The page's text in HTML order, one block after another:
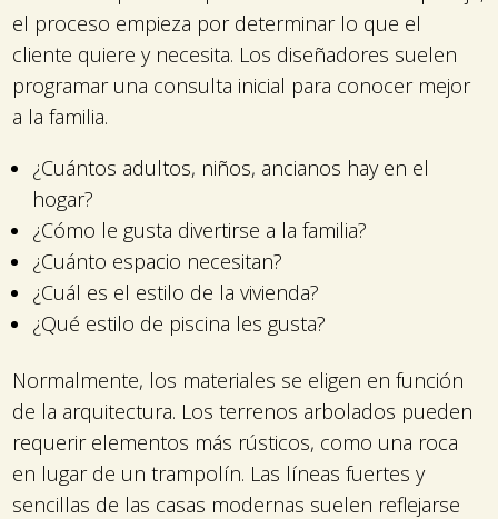
el proceso empieza por determinar lo que el
cliente quiere y necesita. Los diseñadores suelen
programar una consulta inicial para conocer mejor
a la familia.
¿Cuántos adultos, niños, ancianos hay en el
hogar?
¿Cómo le gusta divertirse a la familia?
¿Cuánto espacio necesitan?
¿Cuál es el estilo de la vivienda?
¿Qué estilo de piscina les gusta?
Normalmente, los materiales se eligen en función
de la arquitectura. Los terrenos arbolados pueden
requerir elementos más rústicos, como una roca
en lugar de un trampolín. Las líneas fuertes y
sencillas de las casas modernas suelen reflejarse